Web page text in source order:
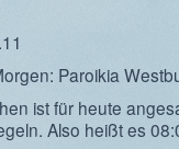
Paroikia
ist für heute
Also heißt es